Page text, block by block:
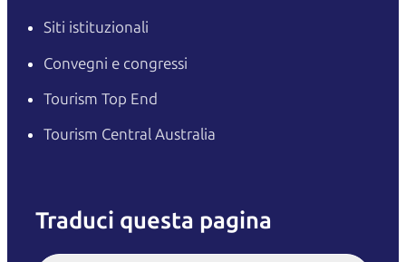
Siti istituzionali
Convegni e congressi
Tourism Top End
Tourism Central Australia
Traduci questa pagina
Italiano